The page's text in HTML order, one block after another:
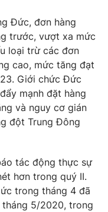
Đức, đơn hàng
trước, vượt xa mức
loại trừ các đơn
cao, mức tăng đạt
Giới chức Đức
mạnh đặt hàng
và nguy cơ gián
đột Trung Đông
tác động thực sự
hơn trong quý II.
trong tháng 4 đã
5/2020, trong